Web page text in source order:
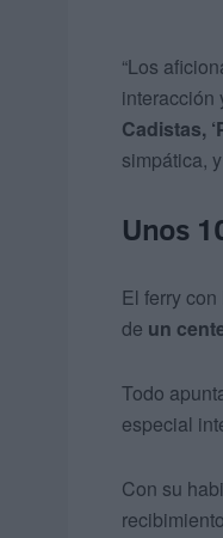
“Los
interacción
Cadistas,
simpática,
Unos
El ferry
de un
Todo
especial
Con su